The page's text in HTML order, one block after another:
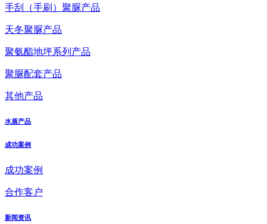
手刮（手刷）聚脲产品
天冬聚脲产品
聚氨酯地坪系列产品
聚脲配套产品
其他产品
水盾产品
成功案例
成功案例
合作客户
新闻资讯